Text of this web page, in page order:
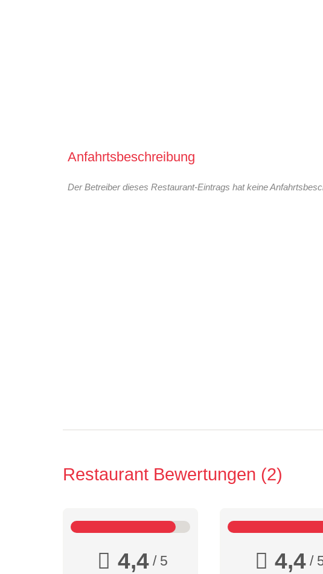
Anfahrtsbeschreibung
Der Betreiber dieses Restaurant-Eintrags hat keine
Restaurant Bewertungen 2
4,4/ 5 4,4 /